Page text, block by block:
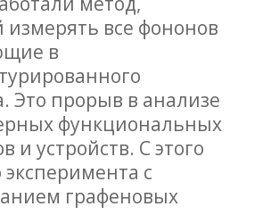
измерять все фононов
в
Это прорыв в анализе
функциональных
и устройств. С этого
с
графеновых